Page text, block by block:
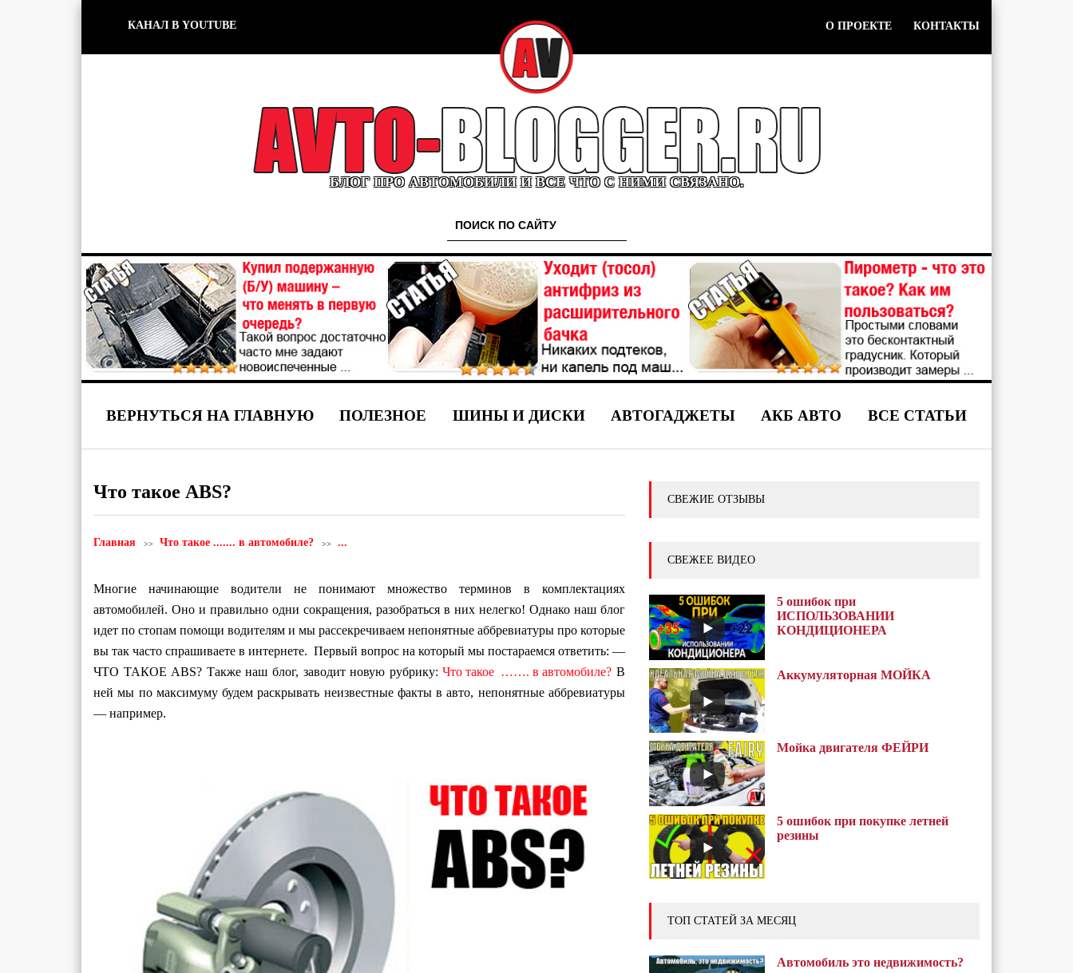
КАНАЛ В YOUTUBE О ПРОЕКТЕ КОНТАКТЫ
БЛОГ ПРО АВТОМОБИЛИ И ВСЕ ЧТО С НИМИ СВЯЗАНО.
ВЕРНУТЬСЯ НА ГЛАВНУЮ ПОЛЕЗНОЕ ШИНЫ И ДИСКИ АВТОГАДЖЕТЫ АКБ АВТО ВСЕ СТАТЬИ
Что такое ABS?
Главная Что такое ....... в автомобиле? ...
Многие начинающие водители не понимают множество терминов в комплектациях
автомобилей. Оно и правильно одни сокращения, разобраться в них нелегко! Однако наш блог
идет по стопам помощи водителям и мы рассекречиваем непонятные аббревиатуры про которые
вы так часто спрашиваете в интернете. Первый вопрос на который мы постараемся ответить: —
ЧТО ТАКОЕ ABS? Также наш блог, заводит новую рубрику:Что такое ……. в автомобиле? В
ней мы по максимуму будем раскрывать неизвестные факты в авто, непонятные аббревиатуры
— например.
СВЕЖИЕ ОТЗЫВЫ
СВЕЖЕЕ ВИДЕО
5 ошибок при
ИСПОЛЬЗОВАНИИ
КОНДИЦИОНЕРА
Аккумуляторная МОЙКА
Мойка двигателя ФЕЙРИ
5 ошибок при покупке летней
резины
ТОП СТАТЕЙ ЗА МЕСЯЦ
Автомобиль это недвижимость?